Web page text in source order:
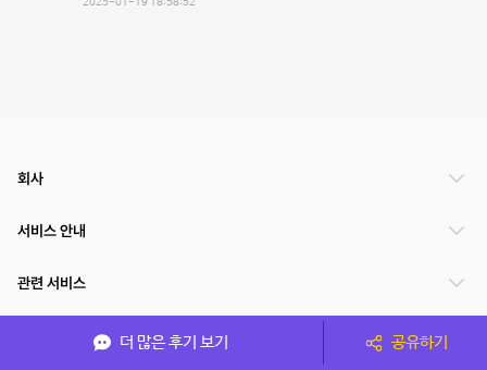
더 많은 후기 보기 공유하기
회사
서비스 안내
관련 서비스